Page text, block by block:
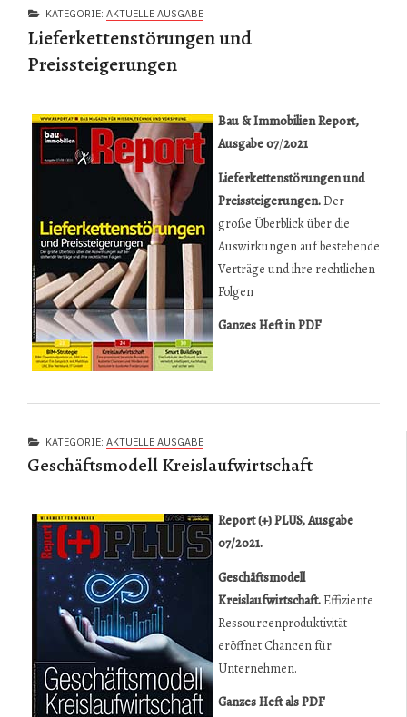
KATEGORIE: AKTUELLE AUSGABE
Lieferkettenstörungen und
Preissteigerungen
Bau & Immobilien Report,
Ausgabe 07/2021
Lieferkettenstörungen und
Preissteigerungen.Der
große Überblick über die
Auswirkungen auf bestehende
Verträge und ihre rechtlichen
Folgen
Ganzes Heft in PDF
KATEGORIE: AKTUELLE AUSGABE
Geschäftsmodell Kreislaufwirtschaft
Report (+) PLUS, Ausgabe
07/2021.
Geschäftsmodell
Kreislaufwirtschaft.Effiziente
Ressourcenproduktivität
eröffnet Chancen für
Unternehmen.
Ganzes Heft als PDF